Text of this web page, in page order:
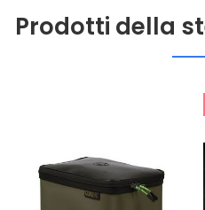
Prodotti della